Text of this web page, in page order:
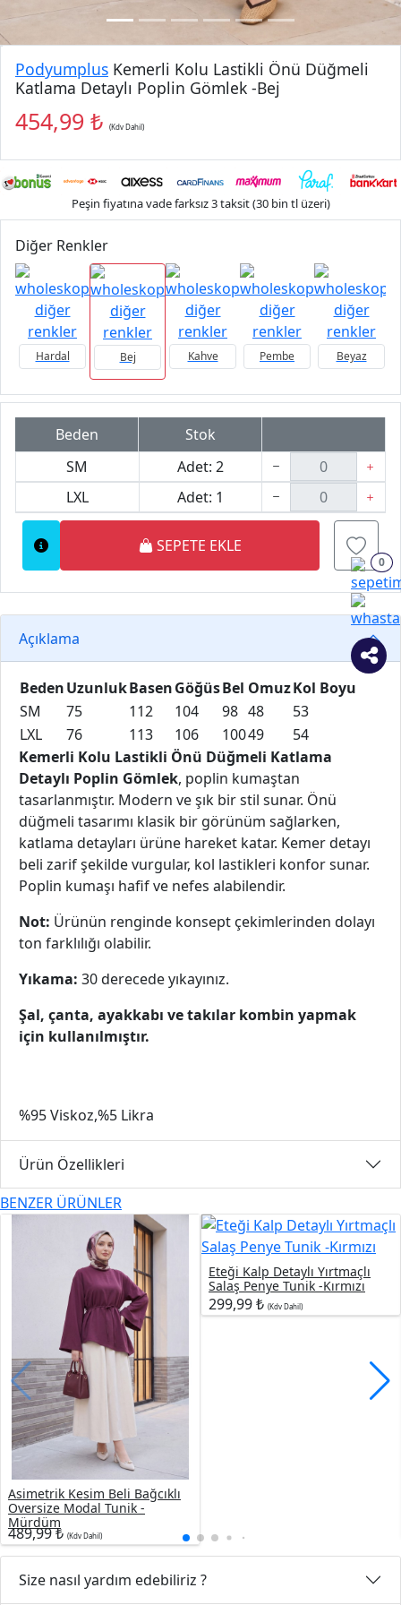
Podyumplus Kemerli Kolu Lastikli Önü Düğmeli
Katlama Detaylı Poplin Gömlek -Bej
454,99 ₺ (Kdv Dahil)
Peşin fiyatına vade farksız 3 taksit (30 bin tl üzeri)
Diğer Renkler
Hardal Bej Kahve Pembe Beyaz
Beden
Stok
SM
Adet: 2
LXL
Adet: 1
SEPETE EKLE
Açıklama
BedenUzunlukBasenGöğüsBel OmuzKol Boyu
SM
75 112 104 98 48
53
LXL
76 113 106 10049
54
Kemerli Kolu Lastikli Önü Düğmeli Katlama
Detaylı Poplin Gömlek, poplin kumaştan
tasarlanmıştır. Modern ve şık bir stil sunar. Önü
düğmeli tasarımı klasik bir görünüm sağlarken,
katlama detayları ürüne hareket katar. Kemer detayı
beli zarif şekilde vurgular, kol lastikleri konfor sunar.
Poplin kumaşı hafif ve nefes alabilendir.
Not: Ürünün renginde konsept çekimlerinden dolayı
ton farklılığı olabilir.
Yıkama: 30 derecede yıkayınız.
Şal, çanta, ayakkabı ve takılar kombin yapmak
için kullanılmıştır.
%95 Viskoz,%5 Likra
Ürün Özellikleri
BENZER ÜRÜNLER
Asimetrik Kesim Beli Bağcıklı
Oversize Modal Tunik -
Mürdüm
489,99 ₺ (Kdv Dahil)
Eteği Kalp Detaylı Yırtmaçlı
Salaş Penye Tunik -Kırmızı
299,99 ₺ (Kdv Dahil)
Size nasıl yardım edebiliriz ?
0